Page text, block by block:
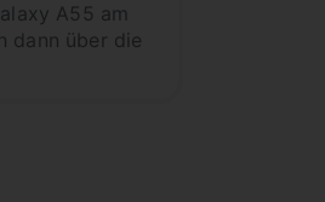
A55 am
dann über die